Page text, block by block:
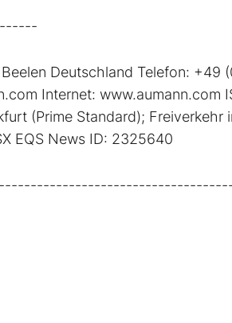
Deutschland Telefon: +49
Internet: www.aumann.com
(Prime Standard); Freiverkehr
EQS News ID: 2325640